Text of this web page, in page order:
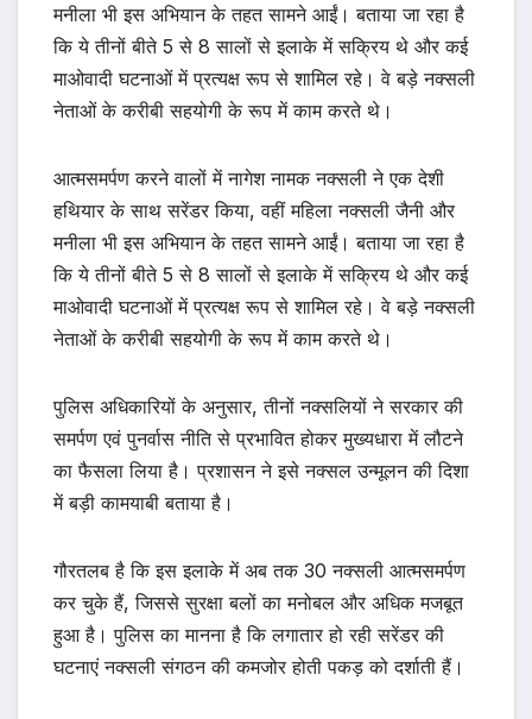
मनीला भी इस अभियान के तहत सामने आईं। बताया जा रहा है
कि ये तीनों बीते 5 से 8 सालों से इलाके में सक्रिय थे और कई
माओवादी घटनाओं में प्रत्यक्ष रूप से शामिल रहे। वे बड़े नक्सली
नेताओं के करीबी सहयोगी के रूप में काम करते थे।
आत्मसमर्पण करने वालों में नागेश नामक नक्सली ने एक देशी
हथियार के साथ सरेंडर किया, वहीं महिला नक्सली जैनी और
मनीला भी इस अभियान के तहत सामने आईं। बताया जा रहा है
कि ये तीनों बीते 5 से 8 सालों से इलाके में सक्रिय थे और कई
माओवादी घटनाओं में प्रत्यक्ष रूप से शामिल रहे। वे बड़े नक्सली
नेताओं के करीबी सहयोगी के रूप में काम करते थे।
पुलिस अधिकारियों के अनुसार, तीनों नक्सलियों ने सरकार की
समर्पण एवं पुनर्वास नीति से प्रभावित होकर मुख्यधारा में लौटने
का फैसला लिया है। प्रशासन ने इसे नक्सल उन्मूलन की दिशा
में बड़ी कामयाबी बताया है।
गौरतलब है कि इस इलाके में अब तक 30 नक्सली आत्मसमर्पण
कर चुके हैं, जिससे सुरक्षा बलों का मनोबल और अधिक मजबूत
हुआ है। पुलिस का मानना है कि लगातार हो रही सरेंडर की
घटनाएं नक्सली संगठन की कमजोर होती पकड़ को दर्शाती हैं।